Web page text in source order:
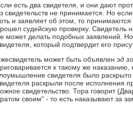
есть два свидетеля, и они дают
свидетельств не принимается. Но
и заявляет об этом, то
судейскую проверку. Свидетель
может делать подобных заявлений.
который подтвердит его
может быть объявлен эд
к такому же наказанию,
свидетеля было
раскрыли после исполнения
свидетельство. Тора говорит
своим" - то есть наказывают за